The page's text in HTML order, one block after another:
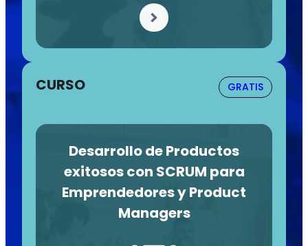
CURSO GRATIS
Desarrollo de Productos
exitosos con SCRUM para
Emprendedores y Product
Managers